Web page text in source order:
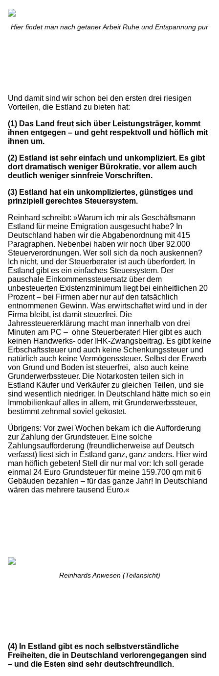
Hier findet man nach getaner Arbeit Ruhe und Entspannung pur
Und damit sind wir schon bei den ersten drei riesigen
Vorteilen, die Estland zu bieten hat:
(1) Das Land freut sich über Leistungsträger, kommt
ihnen entgegen – und geht respektvoll und höflich mit
ihnen um.
(2) Estland ist sehr einfach und unkompliziert. Es gibt
dort dramatisch weniger Bürokratie, vor allem auch
deutlich weniger sinnfreie Vorschriften.
(3) Estland hat ein unkompliziertes, günstiges und
prinzipiell gerechtes Steuersystem.
Reinhard schreibt: »Warum ich mir als Geschäftsmann
Estland für meine Emigration ausgesucht habe? In
Deutschland haben wir die Abgabenordnung mit 415
Paragraphen. Nebenbei haben wir noch über 92.000
Steuerverordnungen. Wer soll sich da noch auskennen?
Ich nicht, und der Steuerberater ist auch überfordert. In
Estland gibt es ein einfaches Steuersystem. Der
pauschale Einkommenssteuersatz über dem
unbesteuerten Existenzminimum liegt bei einheitlichen 20
Prozent – bei Firmen aber nur auf den tatsächlich
entnommenen Gewinn. Was erwirtschaftet wird und in der
Firma bleibt, ist damit steuerfrei. Die
Jahressteuererklärung macht man innerhalb von drei
Minuten am PC – ohne Steuerberater! Hier gibt es auch
keinen Handwerks- oder IHK-Zwangsbeitrag. Es gibt keine
Erbschaftssteuer und auch keine Schenkungssteuer und
natürlich auch keine Vermögenssteuer. Selbst der Erwerb
von Grund und Boden ist steuerfrei, also auch keine
Grunderwerbssteuer. Die Notarkosten teilen sich in
Estland Käufer und Verkäufer zu gleichen Teilen, und sie
sind wesentlich niedriger. In Deutschland hätte mich so ein
Immobilienkauf alles in allem, mit Grunderwerbssteuer,
bestimmt zehnmal soviel gekostet.
Übrigens: Vor zwei Wochen bekam ich die Aufforderung
zur Zahlung der Grundsteuer. Eine solche
Zahlungsaufforderung (freundlicherweise auf Deutsch
verfasst) liest sich in Estland ganz, ganz anders. Hier wird
man höflich gebeten! Stell dir nur mal vor: Ich soll gerade
einmal 24 Euro Grundsteuer für meine 159.700 qm mit 6
Gebäuden bezahlen – für das ganze Jahr! In Deutschland
wären das mehrere tausend Euro.«
Reinhards Anwesen (Teilansicht)
(4) In Estland gibt es noch selbstverständliche
Freiheiten, die in Deutschland verlorengegangen sind
– und die Esten sind sehr deutschfreundlich.